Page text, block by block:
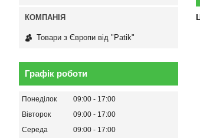
Товари з Європи від "Patik"
Графік роботи
Понеділок 09:00
17:00
Вівторок
09:00
17:00
Середа
09:00
17:00